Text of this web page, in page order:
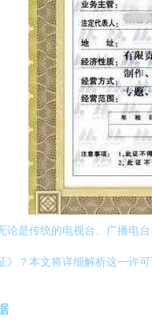
论是传统的电视台、广播电
？本文将详细解析这一许